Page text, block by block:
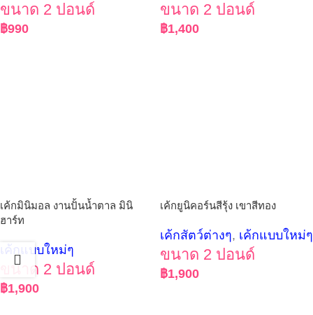
ขนาด 2 ปอนด์
฿990
ขนาด 2 ปอนด์
฿1,400
เค้กมินิมอล งานปั้นน้ำตาล มินิ
ฮาร์ท
เค้กแบบใหม่ๆ
ขนาด 2 ปอนด์
฿1,900
เค้กยูนิคอร์นสีรุ้ง เขาสีทอง
เค้กสัตว์ต่างๆ, เค้กแบบใหม่ๆ
ขนาด 2 ปอนด์
฿1,900